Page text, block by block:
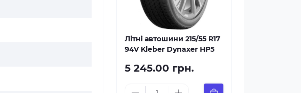
Літні автошини 215/55 R17
94V Kleber Dynaxer HP5
5 245.00 грн.